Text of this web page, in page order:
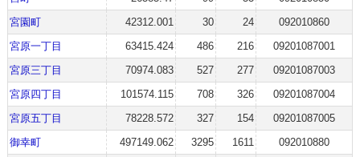
宮園町
42312.001 30 24
092010860
宮原一丁目
63415.424 486 216
09201087001
宮原三丁目
70974.083 527 277
09201087003
宮原四丁目
101574.115 708 326
09201087004
宮原五丁目
78228.572 327 154
09201087005
御幸町
497149.062 3295 1611
092010880